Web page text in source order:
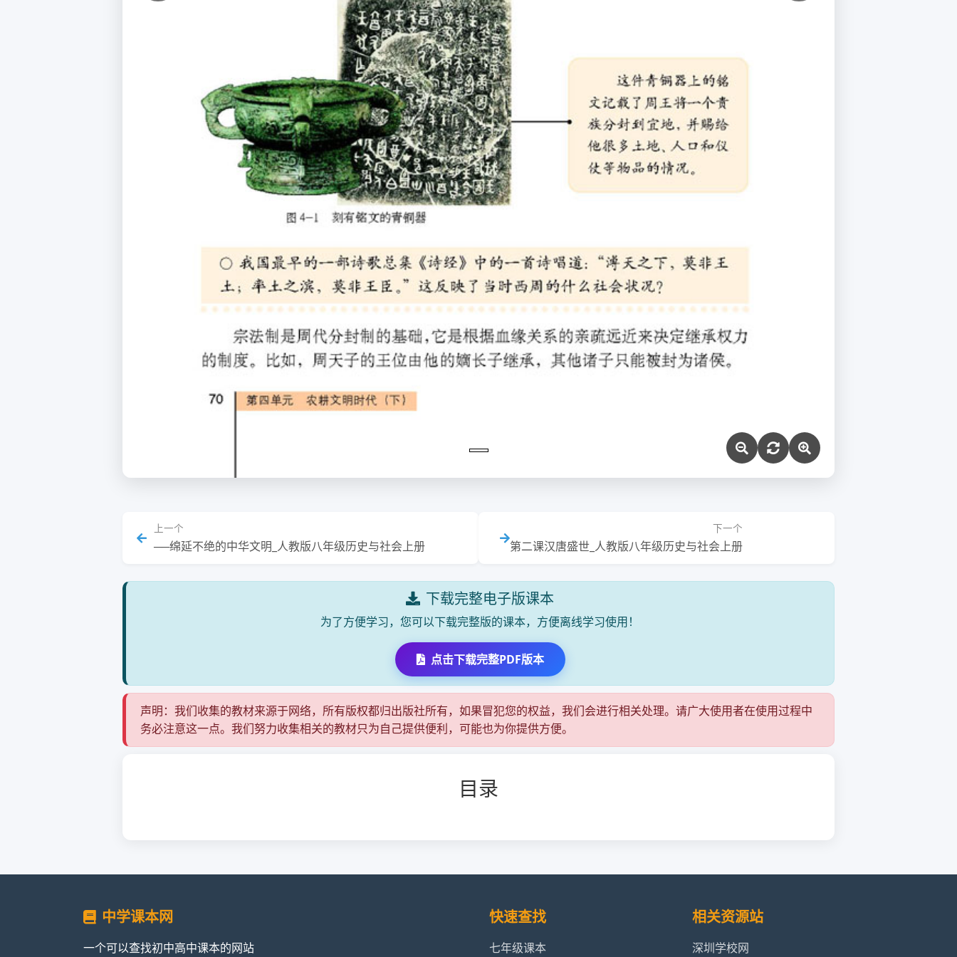
上一个
──绵延不绝的中华文明_人教版八年级历史与社会上册
下一个
第二课汉唐盛世_人教版八年级历史与社会上册
下载完整电子版课本
为了方便学习，您可以下载完整版的课本，方便离线学习使用！
点击下载完整PDF版本
声明：我们收集的教材来源于网络，所有版权都归出版社所有，如果冒犯您的权益，我们会进行相关处理。请广大使用者在使用过程中
务必注意这一点。我们努力收集相关的教材只为自己提供便利，可能也为你提供方便。
目录
中学课本网
一个可以查找初中高中课本的网站
快速查找
七年级课本
相关资源站
深圳学校网